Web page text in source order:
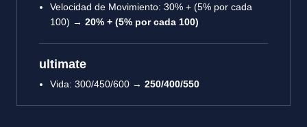
Velocidad de Movimiento: 30% + (5% por cada
100) → 20% + (5% por cada 100)
ultimate
Vida: 300/450/600 → 250/400/550